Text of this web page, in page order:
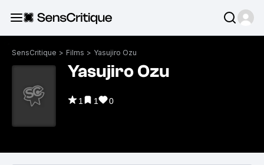
SensCritique > Films > Yasujiro Ozu
Yasujiro Ozu
1 1 0